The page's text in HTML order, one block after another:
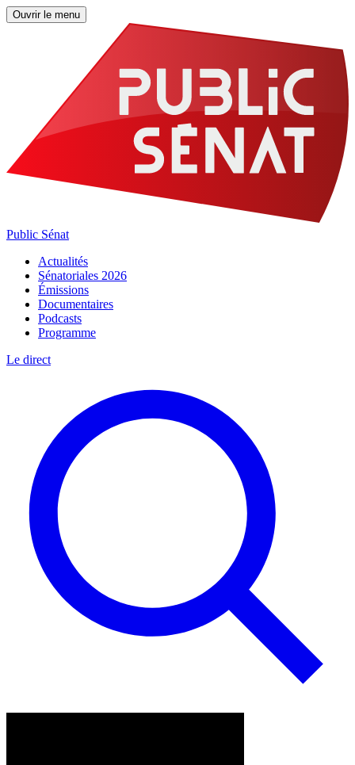
Ouvrir le menu
Public Sénat
Actualités
Sénatoriales 2026
Émissions
Documentaires
Podcasts
Programme
Le direct